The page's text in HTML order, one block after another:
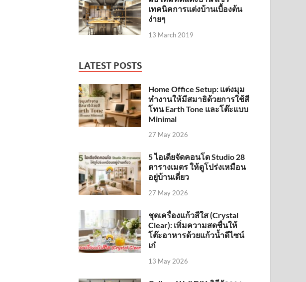
เทคนิคการแต่งบ้านเบื้องต้น
ง่ายๆ
13 March 2019
LATEST POSTS
Home Office Setup: แต่งมุม
ทำงานให้มีสมาธิด้วยการใช้สี
โทน Earth Tone และโต๊ะแบบ
Minimal
27 May 2026
5 ไอเดียจัดคอนโด Studio 28
ตารางเมตร ให้ดูโปร่งเหมือน
อยู่บ้านเดี่ยว
27 May 2026
ชุดเครื่องแก้วสีใส (Crystal
Clear): เพิ่มความสดชื่นให้
โต๊ะอาหารด้วยแก้วน้ำดีไซน์
เก๋
13 May 2026